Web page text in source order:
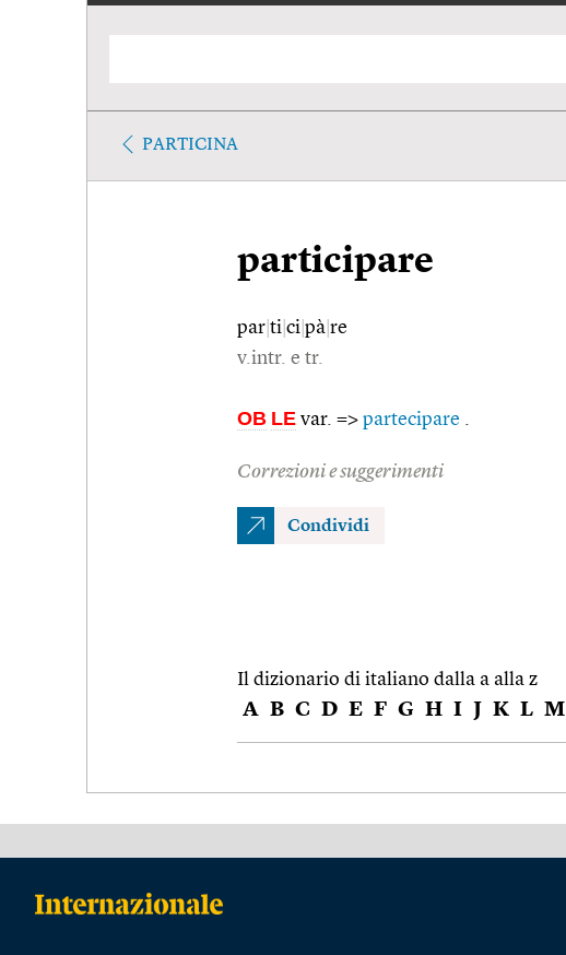
PARTICINA
participare
par ti ci pà re
v.intr. e tr.
OB LE var. => partecipare .
Correzioni e suggerimenti
Condividi
Il dizionario di italiano dalla a alla z
A B C D E F G H I J K L M